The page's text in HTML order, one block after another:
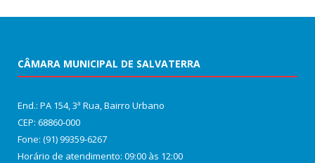
CÂMARA MUNICIPAL DE SALVATERRA
End.: PA 154, 3ª Rua, Bairro Urbano
CEP: 68860‑000
Fone: (91) 99359-6267
Horário de atendimento: 09:00 às 12:00